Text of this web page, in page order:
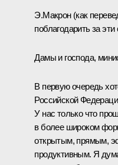
Э.Макрон (как
поблагодарить за эти
Дамы и господа,
В первую очередь
Российской
У нас только что
в более широком
открытым, прямым,
продуктивным. Я